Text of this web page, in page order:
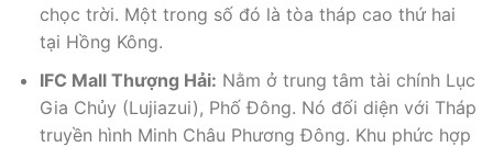
chọc trời. Một trong số đó là tòa tháp cao thứ hai
tại Hồng Kông.
IFC Mall Thượng Hải: Nằm ở trung tâm tài chính Lục
Gia Chủy (Lujiazui), Phố Đông. Nó đối diện với Tháp
truyền hình Minh Châu Phương Đông. Khu phức hợp